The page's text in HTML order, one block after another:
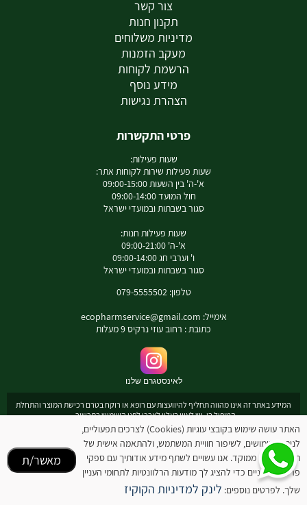
צור קשר
תקנון חנות
מדיניות משלוחים
מעקב הזמנות
הרשמת לקוחות
מידע נוסף
הצהרת נגישות
פרטי התקשרות
שעות פעילות:
שעות פעילות שירות לקוחות אתר:
א'-ה' בין השעות 09:00-15:00
חול המועד 09:00-14:00
סגור בשבתות ובמועדי ישראל
שעות פעילות חנות:
א'-ה' 09:00-21:00
ו' וערבי חג 09:00-14:00
סגור בשבתות ובמועדי ישראל
טלפון: 079-5555502
אימייל: ecopharmservice@gmail.com
כתובת : רחוב עוזי נרקיס 9 מעלות
לאינסטגרם שלנו
המידע באתר זה אינו מהווה תחליף להיוועצות עם רופא או רוקח בטרם רכישת המוצר והתחלת
הטיפול בו. יש לעיין בעלון לצרכן לפני השימוש בתכשיר .
מומלץ להיוועץ עם רוקח בכל הנוגע למטרות ואופן השימוש , תופעות לוואי ואינטראקציה עם
תכשירים אחרים.
המחירים בתוקף לרכישה באתר בלבד - להתייעצות עם רוקח: 0795555502
ובנוסף כתובת דואר אלקטרוני
ecopharmservice@gmail.com
רוקח אחראי יניב דוידה מס' רשיון 6258
האתר עושה שימוש בקובצי עוגיות (Cookies) לצרכים תפעוליים,
לניתוח שימושים, לשיפור חוויית המשתמש, ולהתאמה אישית של
תוכן ופרסום ממוקד. אנו עשויים לשתף מידע אודותיך עם ספקי
פרסום חיצוניים כדי להציג לך מודעות הרלוונטיות לתחומי העניין
שלך. לפרטים נוספים: לינק למדיניות הקוקיז
מאשר/ת